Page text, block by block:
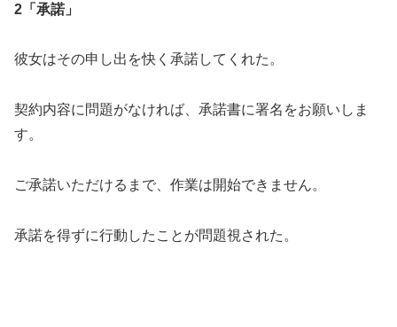
2「承諾」
彼女はその申し出を快く承諾してくれた。
契約内容に問題がなければ、承諾書に署名をお願いしま
す。
ご承諾いただけるまで、作業は開始できません。
承諾を得ずに行動したことが問題視された。